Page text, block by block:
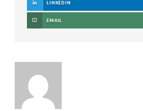
LINKEDIN
EMAIL